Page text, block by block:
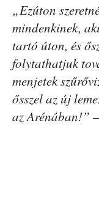
„Ezúton
mindenkinek,
tartó úton, és
folytathatjuk
menjetek
ősszel az új
az Arénában!”